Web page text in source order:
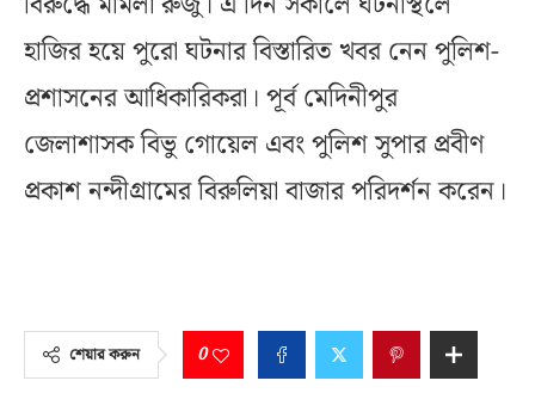
হাজির হয়ে পুরো ঘটনার বিস্তারিত খবর নেন পুলিশ-
প্রশাসনের আধিকারিকরা। পূর্ব মেদিনীপুর
জেলাশাসক বিভু গোয়েল এবং পুলিশ সুপার প্রবীণ
প্রকাশ নন্দীগ্রামের বিরুলিয়া বাজার পরিদর্শন করেন।
শেয়ার করুন 0